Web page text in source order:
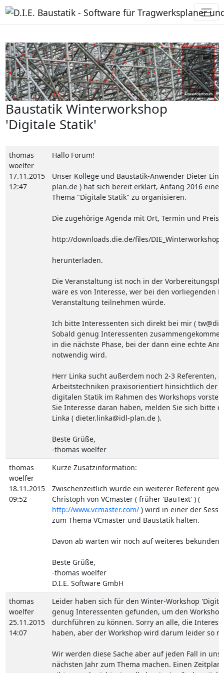
Baustatik Winterworkshop
'Digitale Statik'
thomas
woelfer
17.11.2015
12:47
Hallo Forum!
Unser Kollege und Baustatik-Anwender Dieter
plan.de ) hat sich bereit erklärt, Anfang 2016
Thema "Digitale Statik" zu organisieren.
Die zugehörige Agenda mit Ort, Termin und Preis
http://downloads.die.de/files/
herunterladen.
Die Veranstaltung ist noch in der
wäre es von Interesse, wer bei den vorliegenden
Veranstaltung teilnehmen würde.
Ich bitte Interessenten sich direkt bei mir (
Sobald genug Interessenten
in die nächste Phase, bei der dann eine echte
notwendig wird.
Herr Linka sucht außerdem noch 2-3 Referenten,
Arbeitstechniken praxisorientiert hinsichtlich der
digitalen Statik im Rahmen des Workshops
Sie Interesse daran haben, melden Sie sich bitte
Linka ( dieter.linka@idl-plan.de ).
Beste Grüße,
-thomas woelfer
thomas
woelfer
18.11.2015
09:52
Kurze Zusatzinformation:
Zwischenzeitlich wurde ein weiterer Referent
Christoph von VCmaster ( früher 'BauText' ) (
http://www.vcmaster.com/) wird in einer der
zum Thema VCmaster und Baustatik halten.
Davon ab warten wir noch auf weiteres bekunden
Beste Grüße,
-thomas woelfer
D.I.E. Software GmbH
thomas
woelfer
25.11.2015
14:07
Leider haben sich für den Winter-Workshop
genug Interessenten gefunden, um den
durchführen zu können. Sorry an alle, die
haben, aber der Workshop wird darum leider so
Wir werden diese Sache aber auf jeden Fall in
nächsten Jahr zum Thema machen. Einen